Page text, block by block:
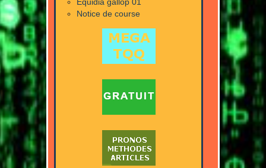
Notice de course